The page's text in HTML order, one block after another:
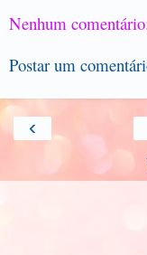
Nenhum
Postar um
‹